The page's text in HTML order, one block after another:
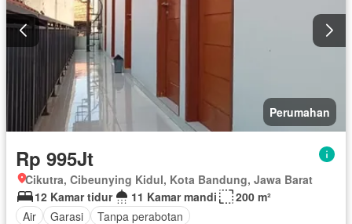
Perumahan
Rp 995Jt
Cikutra, Cibeunying Kidul, Kota Bandung, Jawa Barat
12 Kamar tidur
11 Kamar mandi
200 m²
Air
Garasi Tanpa perabotan